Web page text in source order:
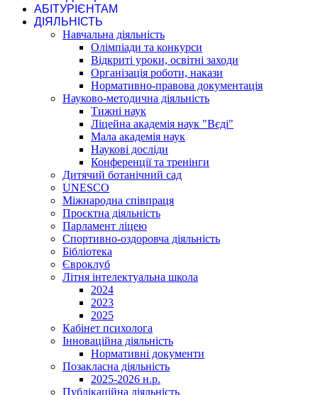
АБІТУРІЄНТАМ
ДІЯЛЬНІСТЬ
Навчальна діяльність
Олімпіади та конкурси
Відкриті уроки, освітні заходи
Організація роботи, накази
Нормативно-правова документація
Науково-методична діяльність
Тижні наук
Ліцейна академія наук "Вєді"
Мала академія наук
Наукові досліди
Конференції та тренінги
Дитячий ботанічний сад
UNESCO
Міжнародна співпраця
Проєктна діяльність
Парламент ліцею
Спортивно-оздоровча діяльність
Бібліотека
Євроклуб
Літня інтелектуальна школа
2024
2023
2025
Кабінет психолога
Інноваційна діяльність
Нормативні документи
Позакласна діяльність
2025-2026 н.р.
Публікаційна діяльність